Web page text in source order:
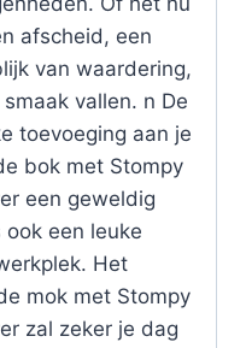
afscheid, een
van waardering,
vallen. n De
toevoeging aan je
bok met Stompy
een geweldig
een leuke
Het
mok met Stompy
zal zeker je dag